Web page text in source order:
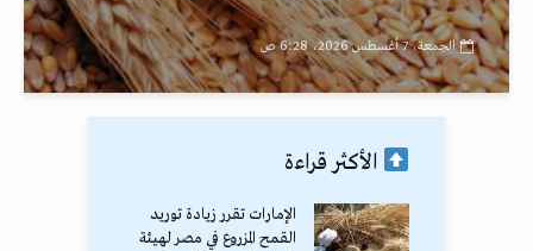
الجمعة، 7 أغسطس 2026، 6:28 ص
الأكثر قراءة
الإمارات تقرر زيادة توريد
القمح المزروع في مصر لهيئة